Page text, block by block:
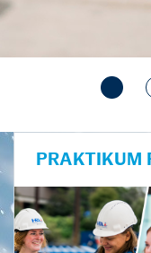
PRAKTIKUM